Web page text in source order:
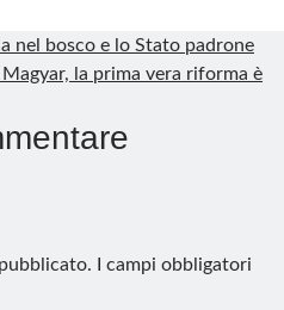
nel bosco e lo Stato padrone
la prima vera riforma è
I campi obbligatori